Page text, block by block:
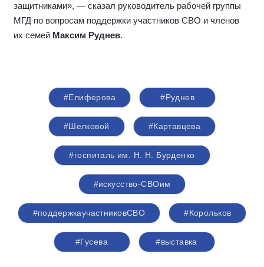
защитниками», — сказал руководитель рабочей группы
МГД по вопросам поддержки участников СВО и членов
их семей Максим Руднев.
#Елиферова #Руднев
#Шелковой #Картавцева
#госпиталь им. Н. Н. Бурденко
#искусство-СВОим
#поддержкаучастниковСВО #Корольков
#Гусева #выставка